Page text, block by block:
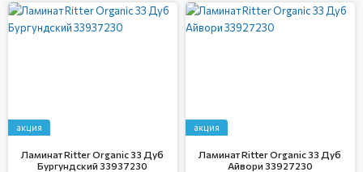
акция
Ламинат Ritter Organic 33 Дуб
Бургундский 33937230
акция
Ламинат Ritter Organic 33 Дуб
Айвори 33927230